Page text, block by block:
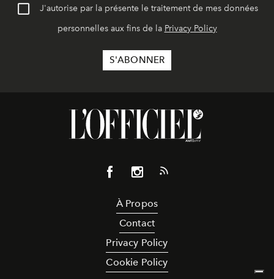
J'autorise par la présente le traitement de mes données
personnelles aux fins de la Privacy Policy
À Propos
Contact
Privacy Policy
Cookie Policy